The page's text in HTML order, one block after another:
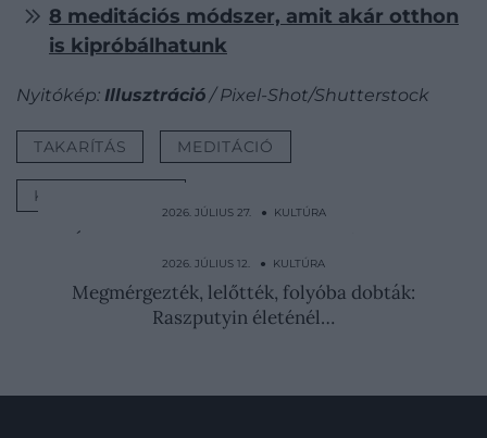
8 meditációs módszer, amit akár otthon
is kipróbálhatunk
Nyitókép: Illusztráció / Pixel-Shot/Shutterstock
TAKARÍTÁS MEDITÁCIÓ
KONCENTRÁCIÓ
2026. JÚLIUS 27. ● KULTÚRA
Észak-Korea legfélelmetesebb nője: Kim
Dzsongun húga a…
2026. JÚLIUS 12. ● KULTÚRA
Megmérgezték, lelőtték, folyóba dobták:
Raszputyin életénél…